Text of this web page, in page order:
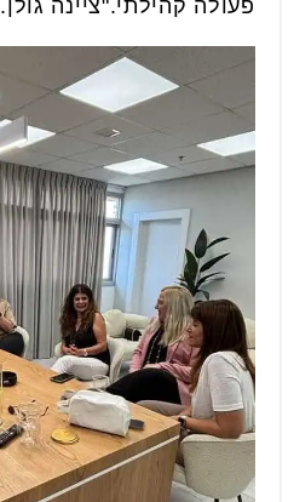
פעולה קהילתי."ציינה גולן.